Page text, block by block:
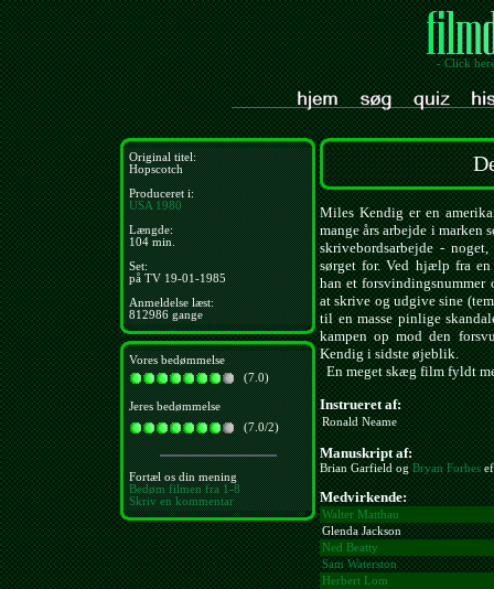
- Click
Original titel:
Hopscotch
Produceret i:
USA 1980
Længde:
104 min.
Set:
på TV 19-01-1985
Anmeldelse læst:
812986 gange
Vores bedømmelse
(7.0)
Jeres bedømmelse
(7.0/2)
Fortæl os din mening
Bedøm filmen fra 1-8
Skriv en kommentar
Miles Kendig er en
mange års arbejde i marken
skrivebordsarbejde -
sørget for. Ved hjælp fra
han et forsvindingsnummer
at skrive og udgive sine
til en masse pinlige
kampen op mod den
Kendig i sidste øjeblik.
En meget skæg film fyldt
Instrueret af:
Ronald Neame
Manuskript af:
Brian Garfield ogBryan Forbes
Medvirkende:
Walter Matthau
Glenda Jackson
Ned Beatty
Sam Waterston
Herbert Lom